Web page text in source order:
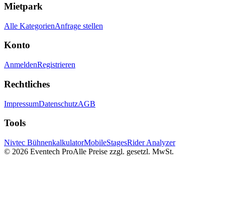
Mietpark
Alle KategorienAnfrage stellen
Konto
AnmeldenRegistrieren
Rechtliches
ImpressumDatenschutzAGB
Tools
Nivtec BühnenkalkulatorMobileStagesRider Analyzer
© 2026 Eventech ProAlle Preise zzgl. gesetzl. MwSt.